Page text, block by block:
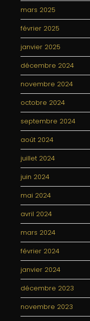
mars 2025
février 2025
janvier 2025
décembre 2024
novembre 2024
octobre 2024
septembre 2024
août 2024
juillet 2024
juin 2024
mai 2024
avril 2024
mars 2024
février 2024
janvier 2024
décembre 2023
novembre 2023